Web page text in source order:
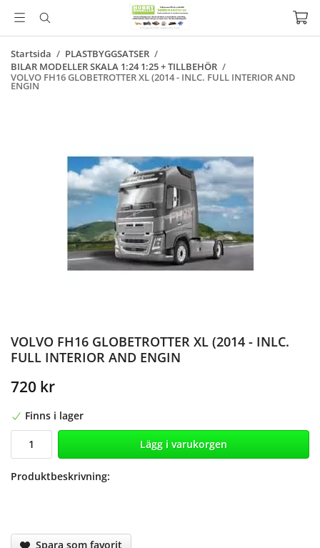
Startsida / PLASTBYGGSATSER /
BILAR MODELLER SKALA 1:24 1:25 + TILLBEHÖR /
VOLVO FH16 GLOBETROTTER XL (2014 - INLC. FULL INTERIOR AND
ENGIN
VOLVO FH16 GLOBETROTTER XL (2014 - INLC.
FULL INTERIOR AND ENGIN
720 kr
Finns i lager
Lägg i varukorgen
Produktbeskrivning:
Spara som favorit